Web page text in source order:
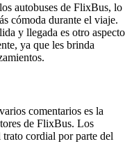
autobuses de FlixBus, lo
cómoda durante el viaje.
y llegada es otro aspecto
ya que les brinda
comentarios es la
de FlixBus. Los
trato cordial por parte del